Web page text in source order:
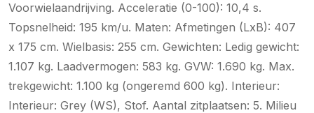
Voorwielaandrijving. Acceleratie (0-100): 10,4 s.
Topsnelheid: 195 km/u. Maten: Afmetingen (LxB): 407
x 175 cm. Wielbasis: 255 cm. Gewichten: Ledig gewicht:
1.107 kg. Laadvermogen: 583 kg. GVW: 1.690 kg. Max.
trekgewicht: 1.100 kg (ongeremd 600 kg). Interieur:
Interieur: Grey (WS), Stof. Aantal zitplaatsen: 5. Milieu